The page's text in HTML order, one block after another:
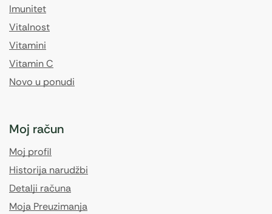
Imunitet
Vitalnost
Vitamini
Vitamin C
Novo u ponudi
Moj račun
Moj profil
Historija narudžbi
Detalji računa
Moja Preuzimanja